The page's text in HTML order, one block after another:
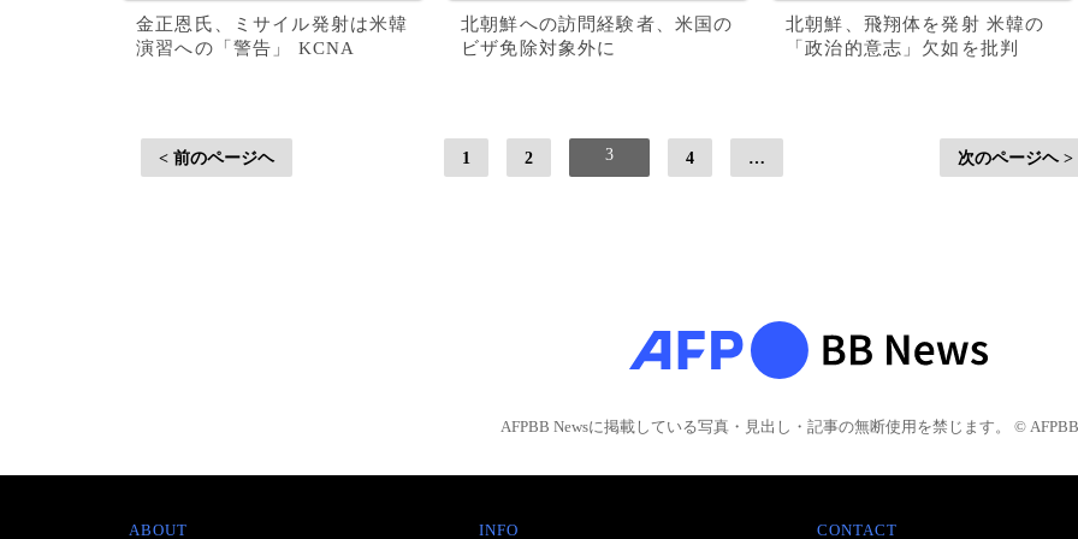
金正恩氏、ミサイル発射は米韓
演習への「警告」 KCNA
北朝鮮への訪問経験者、米国の
ビザ免除対象外に
北朝鮮、飛翔体を発射 米韓の
「政治的意志」欠如を批判
< 前のページヘ 1 2 3 4 … 次のページヘ >
AFPBB Newsに掲載している写真・見出し・記事の無断使用を禁じます。 © AFPBB
ABOUT INFO CONTACT